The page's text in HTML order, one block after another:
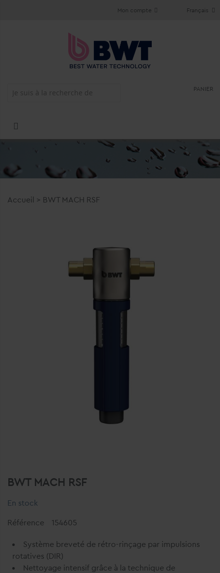
Français
Mon compte
PANIER
Accueil > BWT MACH RSF
BWT MACH RSF
En stock
Référence
154605
Système breveté de rétro-​rinçage par impulsions
rotatives (DIR)
Nettoyage intensif grâce à la technique de